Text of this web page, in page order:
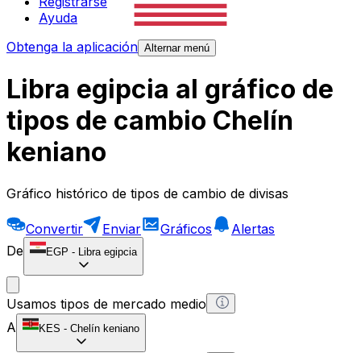
Ayuda
Obtenga la aplicación Alternar menú
Libra egipcia al gráfico de
tipos de cambio Chelín
keniano
Gráfico histórico de tipos de cambio de divisas
Convertir Enviar Gráficos
Alertas
De
EGP - Libra egipcia
Usamos tipos de mercado medio
A
KES - Chelín keniano